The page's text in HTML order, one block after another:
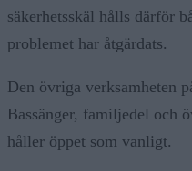
säkerhetsskäl hålls därför
problemet har åtgärdats.
Den övriga verksamheten
Bassänger, familjedel och
håller öppet som vanligt.